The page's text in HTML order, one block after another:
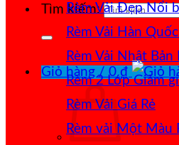
Tìm kiếm:
Giỏ hàng /0₫
Rèm Vải Đẹp
Rèm Vải Hàn Quốc
Rèm Vải Nhật Bản
Rèm 2 Lớp
Rèm Vải Giá Rẻ
Rèm vải Một Màu